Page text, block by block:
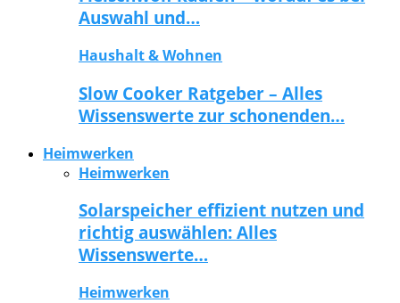
Auswahl und…
Haushalt & Wohnen
Slow Cooker Ratgeber – Alles
Wissenswerte zur schonenden…
Heimwerken
Heimwerken
Solarspeicher effizient nutzen und
richtig auswählen: Alles
Wissenswerte…
Heimwerken